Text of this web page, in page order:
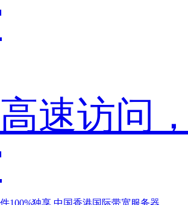
速访问
100%独享 中国香港国际带宽服务器